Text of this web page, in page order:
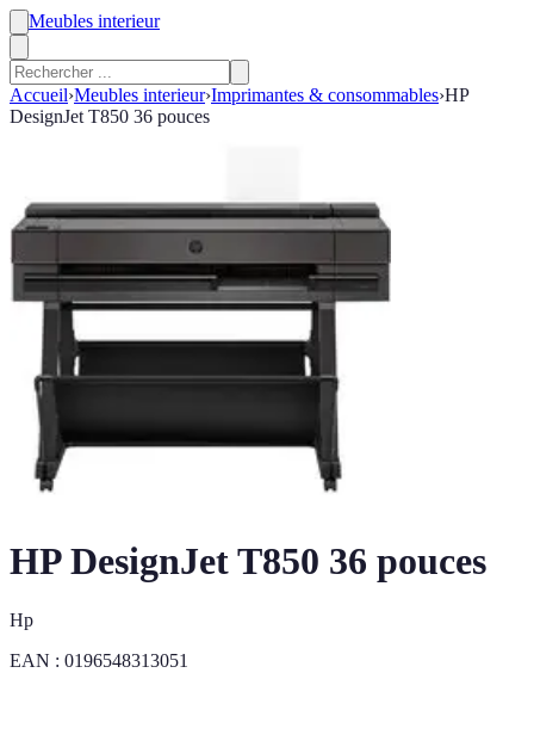
Meubles interieur
Accueil›Meubles interieur›Imprimantes & consommables›HP
DesignJet T850 36 pouces
HP DesignJet T850 36 pouces
Hp
EAN : 0196548313051